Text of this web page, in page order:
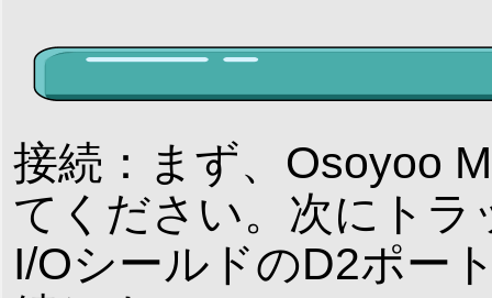
接続：まず、Osoyoo
てください。次にト
I/OシールドのD2ポー